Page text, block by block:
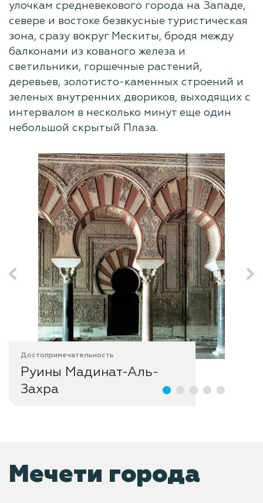
улочкам средневекового города на Западе,
севере и востоке безвкусные туристическая
зона, сразу вокруг Мескиты, бродя между
балконами из кованого железа и
светильники, горшечные растений,
деревьев, золотисто-каменных строений и
зеленых внутренних двориков, выходящих с
интервалом в несколько минут еще один
небольшой скрытый Плаза.
Достопримечательность
Руины Мадинат-Аль-
Захра
Мечети города